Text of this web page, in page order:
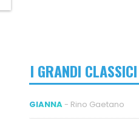
I GRANDI CLASSICI
GIANNA - Rino Gaetano